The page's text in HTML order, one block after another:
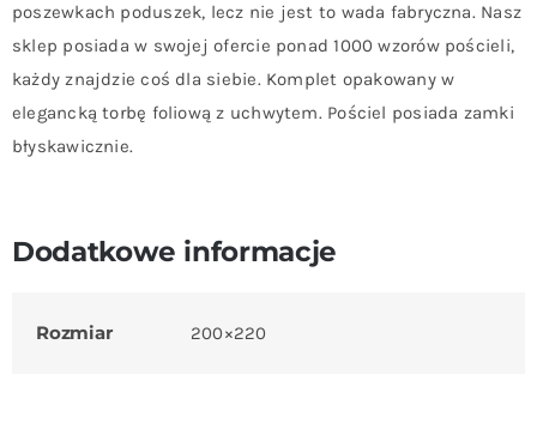
poszewkach poduszek, lecz nie jest to wada fabryczna. Nasz
sklep posiada w swojej ofercie ponad 1000 wzorów pościeli,
każdy znajdzie coś dla siebie. Komplet opakowany w
elegancką torbę foliową z uchwytem. Pościel posiada zamki
błyskawicznie.
Dodatkowe informacje
Rozmiar 200×220